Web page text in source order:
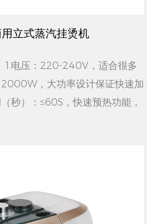
立式蒸汽挂烫机